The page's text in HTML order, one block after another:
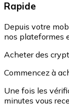
Rapide
Depuis votre
nos plateformes
Acheter des
Commencez à
Une fois les
minutes vous